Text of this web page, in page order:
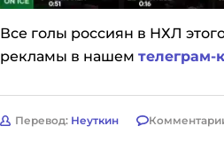
Все голы россиян в НХЛ
рекламы в нашем телеграм-
Перевод: Неуткин